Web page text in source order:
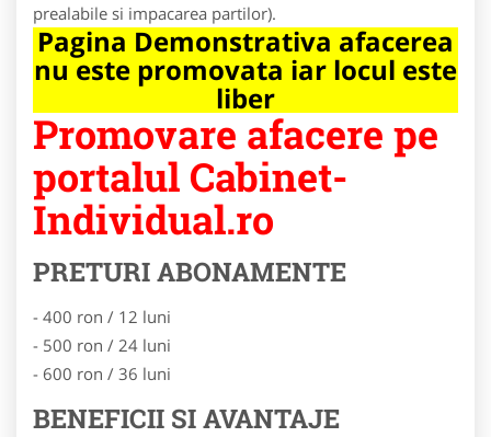
prealabile si impacarea partilor).
Pagina Demonstrativa afacerea
nu este promovata iar locul este
liber
Promovare afacere pe
portalul Cabinet-
Individual.ro
PRETURI ABONAMENTE
- 400 ron / 12 luni
- 500 ron / 24 luni
- 600 ron / 36 luni
BENEFICII SI AVANTAJE